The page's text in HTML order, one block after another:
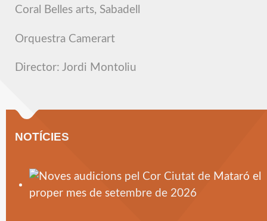
Coral Belles arts, Sabadell
Orquestra Camerart
Director: Jordi Montoliu
NOTÍCIES